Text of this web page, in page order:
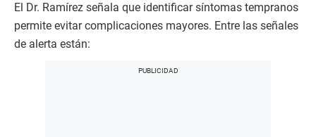
El Dr. Ramírez señala que identificar síntomas tempranos
permite evitar complicaciones mayores. Entre las señales
de alerta están: